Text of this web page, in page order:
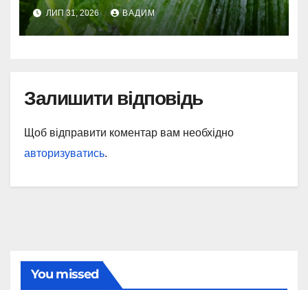
ЛИП 31, 2026 ВАДИМ
Залишити відповідь
Щоб відправити коментар вам необхідно
авторизуватись.
You missed